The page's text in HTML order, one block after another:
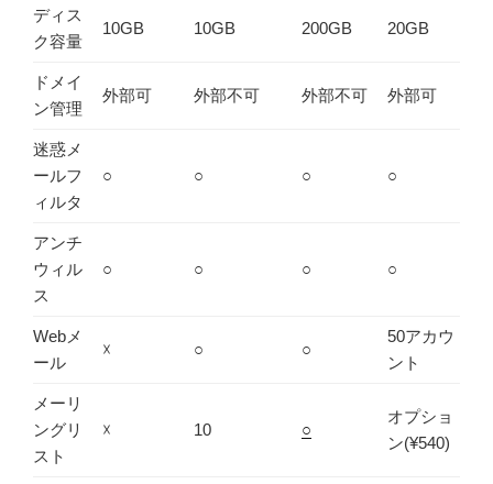
ディス
ク容量
10GB 10GB 200GB 20GB
ドメイ
ン管理
外部可 外部不可 外部不可 外部可
迷惑メ
ールフ
ィルタ
○ ○ ○ ○
アンチ
ウィル
ス
○ ○ ○ ○
Webメ
ール
☓ ○ ○
50アカウ
ント
メーリ
ングリ
スト
☓ 10 ○
オプショ
ン(¥540)